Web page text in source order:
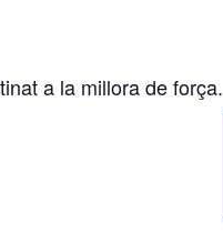
a la millora de força.